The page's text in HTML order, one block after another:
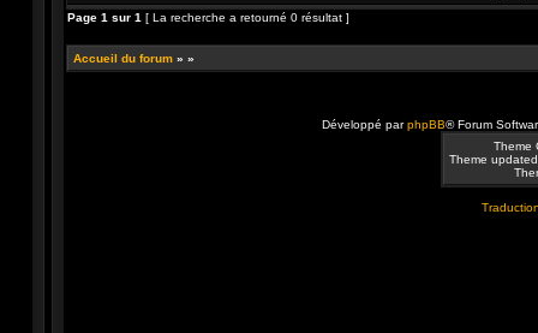
Page 1 sur 1 [ La recherche a retourné 0 résultat ]
Accueil du forum » »
Développé parphpBB® Forum
Theme
Theme